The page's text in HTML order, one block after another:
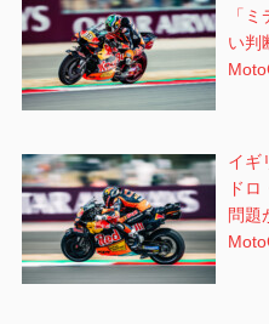
「
い判
イギ
ド
問題